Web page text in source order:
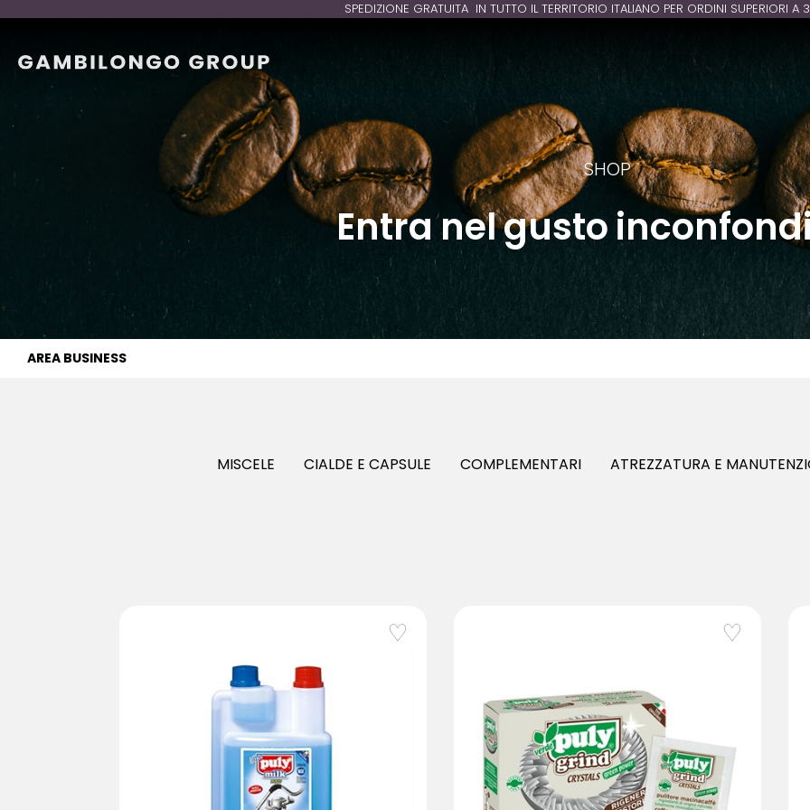
SPEDIZIONE GRATUITA IN TUTTO IL TERRITORIO ITALIANO PER ORDINI SUPERIORI A
SHOP
Entra nel gusto
AREA BUSINESS
MISCELE CIALDE E CAPSULE COMPLEMENTARI ATREZZATURA E
favorite_border favorite_border